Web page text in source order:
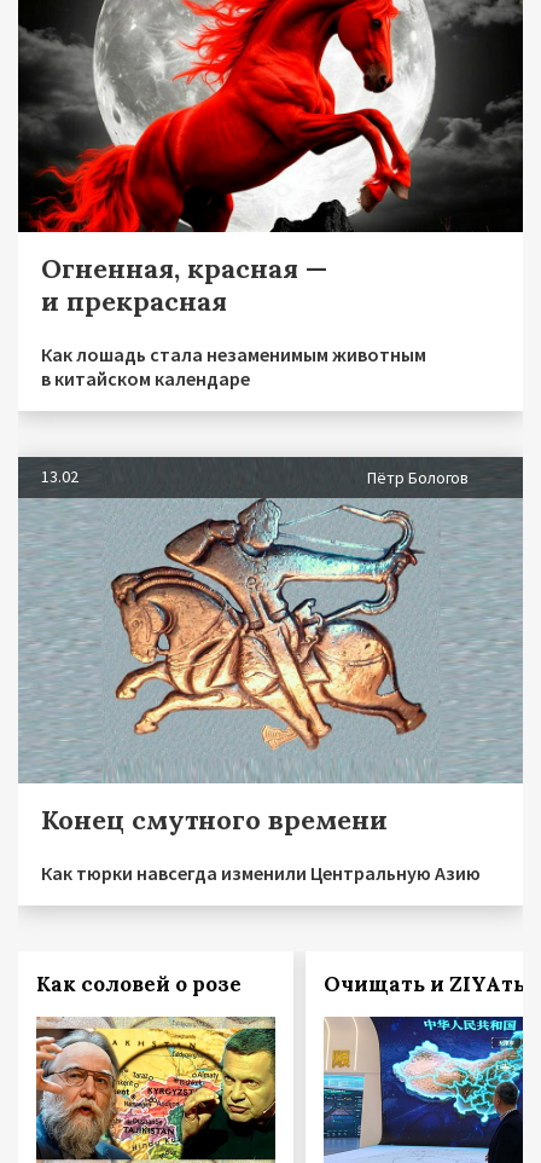
Огненная, красная —
и прекрасная
Как лошадь стала незаменимым животным
в китайском календаре
13.02 Пётр Бологов
Конец смутного времени
Как тюрки навсегда изменили Центральную Азию
Как соловей о розе Очищать и ZIYAть